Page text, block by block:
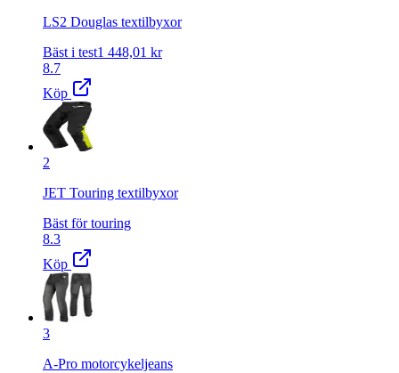
LS2 Douglas textilbyxor
Bäst i test1 448,01 kr
8.7
Köp
2
JET Touring textilbyxor
Bäst för touring
8.3
Köp
3
A-Pro motorcykeljeans